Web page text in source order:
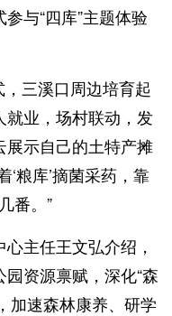
与“四库”主题体验
三溪口周边培育起
就业，场村联动，发
展示自己的土特产摊
‘粮库’摘菌采药，靠
番。”
主任王文弘介绍，
资源禀赋，深化“森
加速森林康养、研学